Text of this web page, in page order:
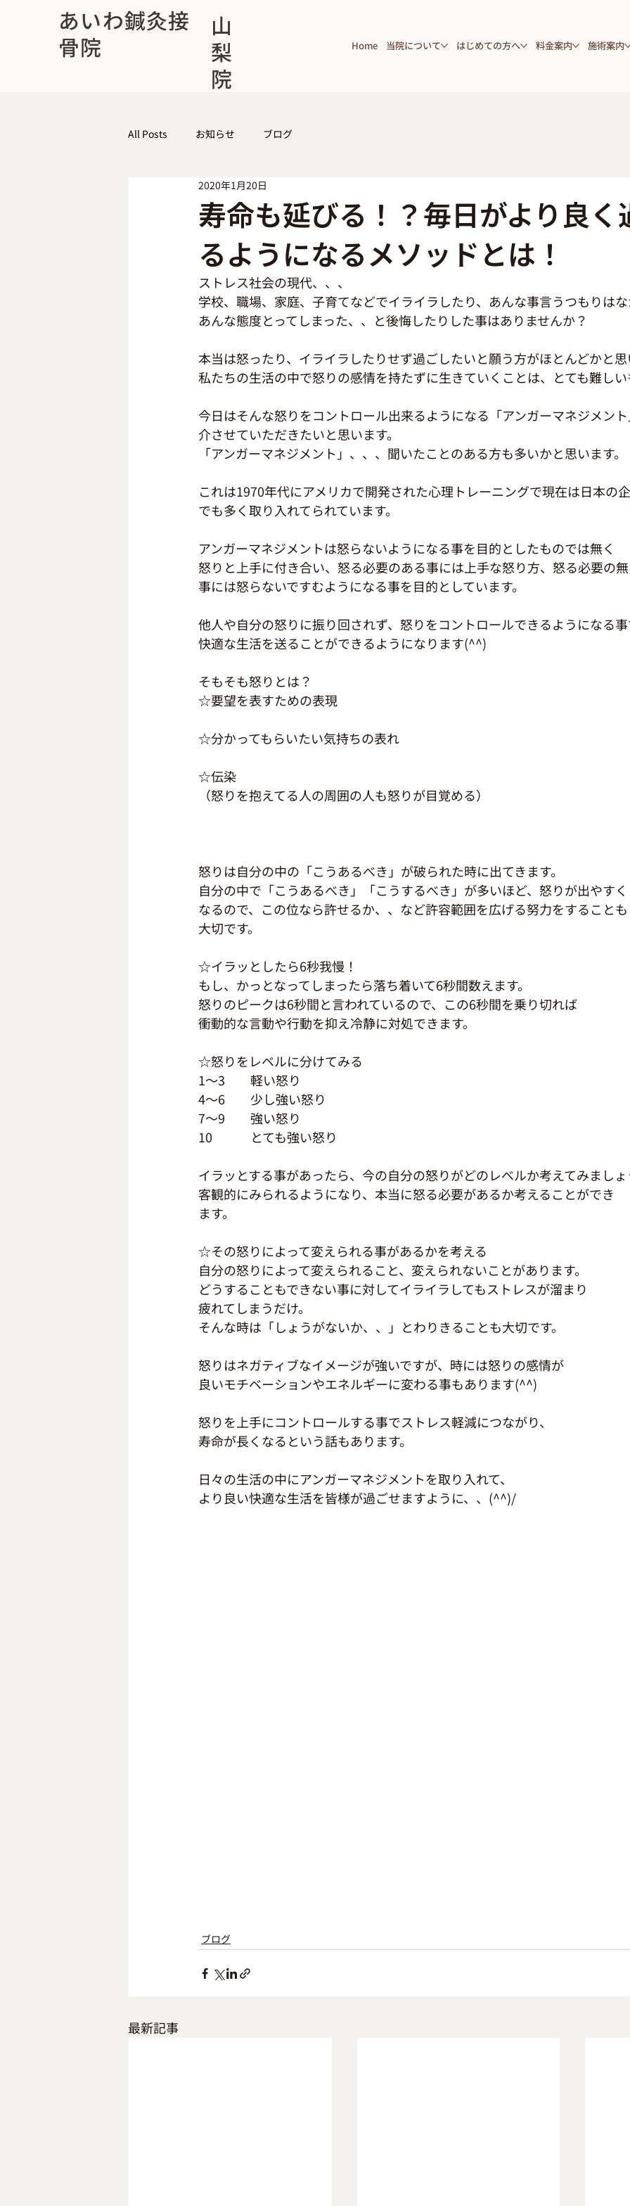
Home 当院について はじめての方へ 料金案内 施術案内
あいわ鍼灸接
骨院
山
梨
院
All Posts お知らせ ブログ
寿命も延びる！？毎日がより良く
るようになるメソッドとは！
2020年1月20日
ストレス社会の現代、、、
学校、職場、家庭、子育てなどでイライラしたり、あんな事言うつもりは
あんな態度とってしまった、、と後悔したりした事はありませんか？
本当は怒ったり、イライラしたりせず過ごしたいと願う方がほとんどかと
私たちの生活の中で怒りの感情を持たずに生きていくことは、とても難し
今日はそんな怒りをコントロール出来るようになる「アンガーマネジメン
介させていただきたいと思います。
「アンガーマネジメント」、、、聞いたことのある方も多いかと思います。
これは1970年代にアメリカで開発された心理トレーニングで現在は日本の
でも多く取り入れてられています。
アンガーマネジメントは怒らないようになる事を目的としたものでは無く
怒りと上手に付き合い、怒る必要のある事には上手な怒り方、怒る必要の
事には怒らないですむようになる事を目的としています。
他人や自分の怒りに振り回されず、怒りをコントロールできるようになる
快適な生活を送ることができるようになります(^^)
そもそも怒りとは？
☆要望を表すための表現
☆分かってもらいたい気持ちの表れ
☆伝染
（怒りを抱えてる人の周囲の人も怒りが目覚める）
怒りは自分の中の「こうあるべき」が破られた時に出てきます。
自分の中で「こうあるべき」「こうするべき」が多いほど、怒りが出やすく
なるので、この位なら許せるか、、など許容範囲を広げる努力をすることも
大切です。
☆イラッとしたら6秒我慢！
もし、かっとなってしまったら落ち着いて6秒間数えます。
怒りのピークは6秒間と言われているので、この6秒間を乗り切れば
衝動的な言動や行動を抑え冷静に対処できます。
☆怒りをレベルに分けてみる
1～3　　軽い怒り
4～6　　少し強い怒り
7～9　　強い怒り
10　　　とても強い怒り
イラッとする事があったら、今の自分の怒りがどのレベルか考えてみまし
客観的にみられるようになり、本当に怒る必要があるか考えることができ
ます。
☆その怒りによって変えられる事があるかを考える
自分の怒りによって変えられること、変えられないことがあります。
どうすることもできない事に対してイライラしてもストレスが溜まり
疲れてしまうだけ。
そんな時は「しょうがないか、、」とわりきることも大切です。
怒りはネガティブなイメージが強いですが、時には怒りの感情が
良いモチベーションやエネルギーに変わる事もあります(^^)
怒りを上手にコントロールする事でストレス軽減につながり、
寿命が長くなるという話もあります。
日々の生活の中にアンガーマネジメントを取り入れて、
より良い快適な生活を皆様が過ごせますように、、(^^)/
ブログ
最新記事